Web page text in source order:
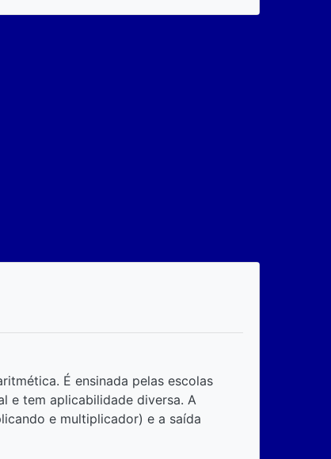
É ensinada pelas escolas
e tem aplicabilidade diversa. A
e multiplicador) e a saída